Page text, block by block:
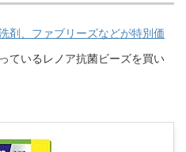
剤、ファブリーズなどが特別価
ているレノア抗菌ビーズを買い